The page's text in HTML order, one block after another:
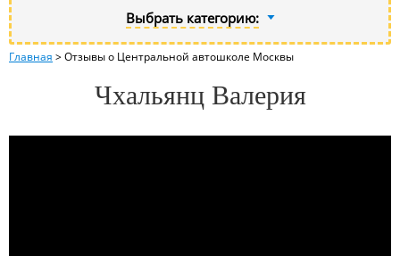
Выбрать категорию:
Главная >Отзывы о Центральной автошколе Москвы
Чхальянц Валерия